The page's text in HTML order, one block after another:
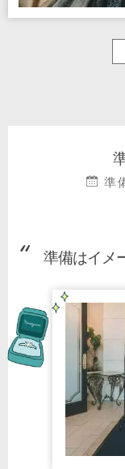
準
準備はイメ